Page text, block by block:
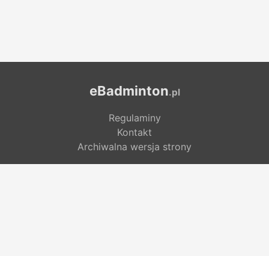
eBadminton.pl
Regulaminy
Kontakt
Archiwalna wersja strony